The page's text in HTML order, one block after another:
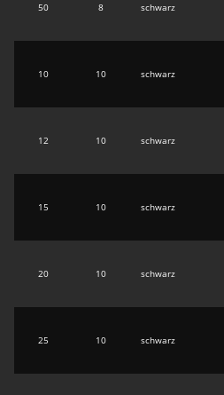
50 8 schwarz
10 10 schwarz
12 10 schwarz
15 10 schwarz
20 10 schwarz
25 10 schwarz